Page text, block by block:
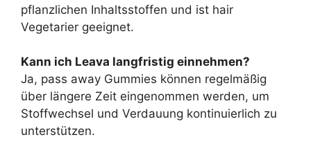
pflanzlichen Inhaltsstoffen und ist hair
Vegetarier geeignet.
Kann ich Leava langfristig einnehmen?
Ja, pass away Gummies können regelmäßig
über längere Zeit eingenommen werden, um
Stoffwechsel und Verdauung kontinuierlich zu
unterstützen.